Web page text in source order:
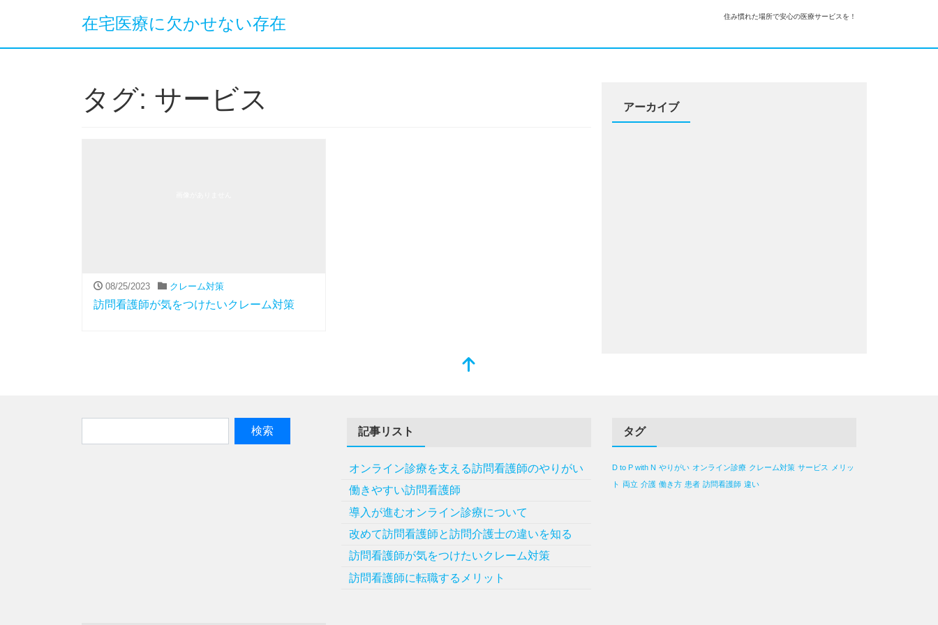
在宅医療に欠かせない存在 住み慣れた場所で安心の医療サービスを！
タグ: サービス
08/25/2023 クレーム対策
訪問看護師が気をつけたいクレーム対策
アーカイブ
記事リスト
オンライン診療を支える訪問看護師のやりがい
働きやすい訪問看護師
導入が進むオンライン診療について
改めて訪問看護師と訪問介護士の違いを知る
訪問看護師が気をつけたいクレーム対策
訪問看護師に転職するメリット
タグ
D to P with N やりがい オンライン診療 クレーム対策 サービス
メリッ
ト 両立 介護 働き方 患者 訪問看護師 違い